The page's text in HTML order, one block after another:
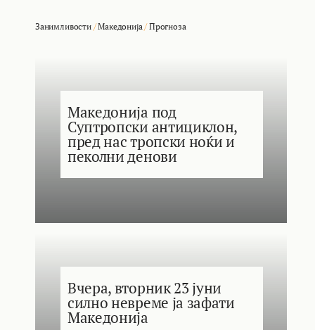
Занимливости/Македонија/Прогноза
Македонија под
Суптропски антициклон,
пред нас тропски ноќи и
пеколни денови
Вчера, вторник 23 јуни
силно невреме ја зафати
Македонија